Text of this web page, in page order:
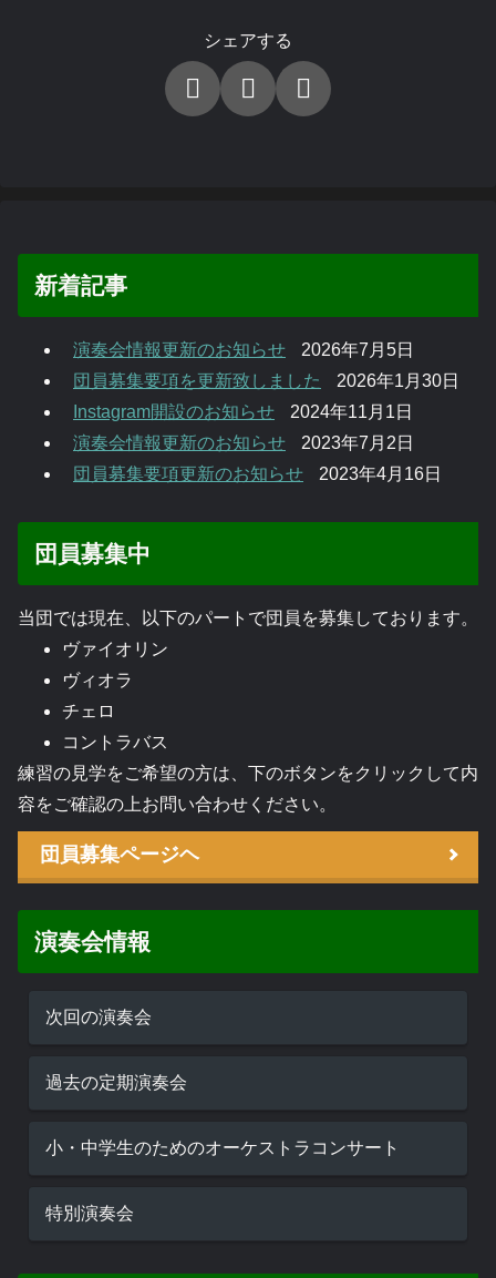
シェアする
新着記事
演奏会情報更新のお知らせ
2026年7月5日
団員募集要項を更新致しました
2026年1月30日
Instagram開設のお知らせ
2024年11月1日
演奏会情報更新のお知らせ
2023年7月2日
団員募集要項更新のお知らせ
2023年4月16日
団員募集中
当団では現在、以下のパートで団員を募集しております。
ヴァイオリン
ヴィオラ
チェロ
コントラバス
練習の見学をご希望の方は、下のボタンをクリックして内
容をご確認の上お問い合わせください。
団員募集ページヘ
演奏会情報
次回の演奏会
過去の定期演奏会
小・中学生のためのオーケストラコンサート
特別演奏会